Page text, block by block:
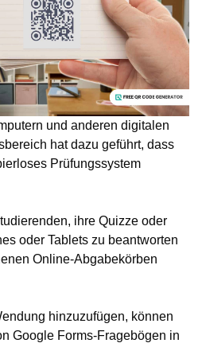
und anderen digitalen
hat dazu geführt, dass
Prüfungssystem
ihre Quizze oder
oder Tablets zu beantworten
Online-Abgabekörben
hinzuzufügen, können
Google Forms-Fragebögen in